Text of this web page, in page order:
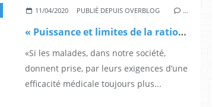
11/04/2020 PUBLIÉ DEPUIS OVERBLOG …
« Puissance et limites de la rationalité en médecine », de Georges Canguilhem
«Si les malades, dans notre société,
donnent prise, par leurs exigences d’une
efficacité médicale toujours plus...